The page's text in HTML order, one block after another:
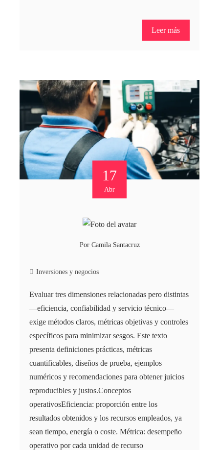
Leer más
17
Abr
Por Camila Santacruz
Inversiones y negocios
Evaluar tres dimensiones relacionadas pero distintas
—eficiencia, confiabilidad y servicio técnico—
exige métodos claros, métricas objetivas y controles
específicos para minimizar sesgos. Este texto
presenta definiciones prácticas, métricas
cuantificables, diseños de prueba, ejemplos
numéricos y recomendaciones para obtener juicios
reproducibles y justos.Conceptos
operativosEficiencia: proporción entre los
resultados obtenidos y los recursos empleados, ya
sean tiempo, energía o coste. Métrica: desempeño
operativo por cada unidad de recurso